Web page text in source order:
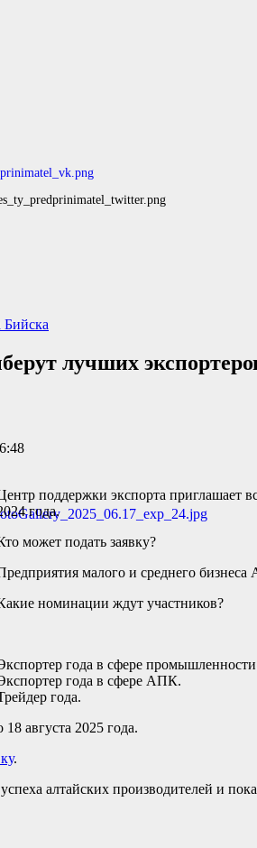
Бийска
лучших
поддержки экспорта приглашает
года.
может подать заявку?
малого и среднего
номинации ждут участников?
года в сфере
года в сфере АПК.
года.
августа 2025 года.
.
алтайских производителей и